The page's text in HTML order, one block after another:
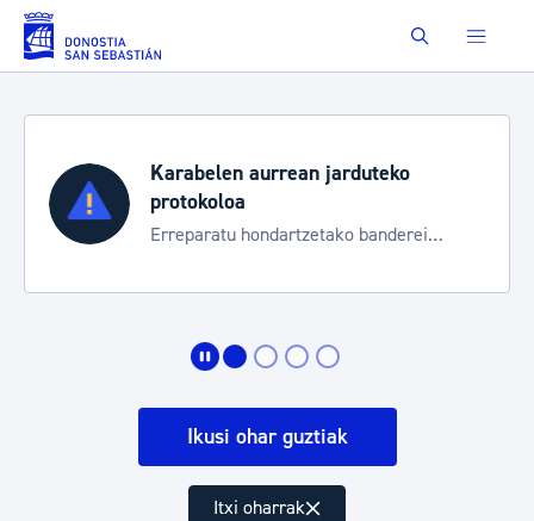
Eduki nagusira joan Buscar
Karabelen aurrean jarduteko
protokoloa
Erreparatu hondartzetako banderei
Ikusi ohar guztiak
Itxi oharrak